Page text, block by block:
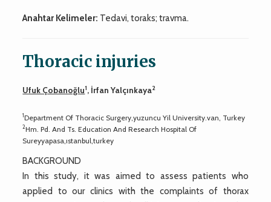
Anahtar Kelimeler: Tedavi, toraks; travma.
Thoracic injuries
Ufuk Çobanoğlu1, İrfan Yalçınkaya2
1Department Of Thoracic Surgery,yuzuncu Yil University.van, Turkey
2Hm. Pd. And Ts. Education And Research Hospital Of
Sureyyapasa,ıstanbul,turkey
BACKGROUND
In this study, it was aimed to assess patients who
applied to our clinics with the complaints of thorax